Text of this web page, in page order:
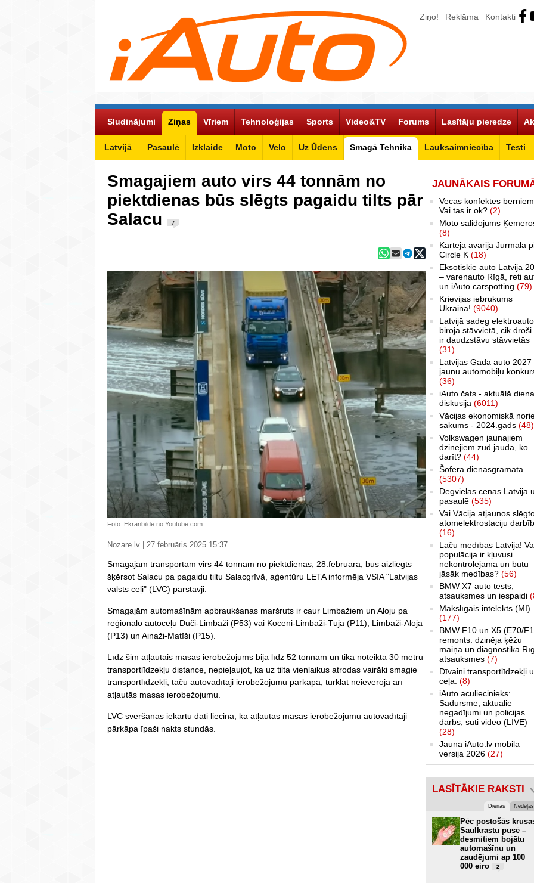
Ziņo! Reklāma Kontakti
Sludinājumi Ziņas
Latvijā Pasaulē Izklaide Moto Velo Uz Ūdens Smagā Tehnika Lauksaimniecība Testi
Vīriem Tehnoloģijas Sports Video&TV Forums Lasītāju pieredze
Smagajiem auto virs 44 tonnām no
piektdienas būs slēgts pagaidu tilts pār
Salacu
7
Foto: Ekrānbilde no Youtube.com
Nozare.lv | 27.februāris 2025 15:37
Smagajam transportam virs 44 tonnām no piektdienas, 28.februāra, būs aizliegts
šķērsot Salacu pa pagaidu tiltu Salacgrīvā, aģentūru LETA informēja VSIA "Latvijas
valsts ceļi" (LVC) pārstāvji.
Smagajām automašīnām apbraukšanas maršruts ir caur Limbažiem un Aloju pa
reģionālo autoceļu Duči-Limbaži (P53) vai Kocēni-Limbaži-Tūja (P11), Limbaži-Aloja
(P13) un Ainaži-Matīši (P15).
Līdz šim atļautais masas ierobežojums bija līdz 52 tonnām un tika noteikta 30 metru
transportlīdzekļu distance, nepieļaujot, ka uz tilta vienlaikus atrodas vairāki smagie
transportlīdzekļi, taču autovadītāji ierobežojumu pārkāpa, turklāt neievēroja arī
atļautās masas ierobežojumu.
LVC svēršanas iekārtu dati liecina, ka atļautās masas ierobežojumu autovadītāji
pārkāpa īpaši nakts stundās.
JAUNĀKAIS
Vecas konfektes
Vai tas ir ok? (2)
Moto salidojums
(8)
Kārtējā avārija Jūrmalā
Circle K (18)
Eksotiskie auto Latvijā
– varenauto Rīgā, reti
un iAuto carspotting (79)
Krievijas iebrukums
Ukrainā! (9040)
Latvijā sadeg elektroauto
biroja stāvvietā, cik droši
ir daudzstāvu stāvvietās
(31)
Latvijas Gada auto 2027
jaunu automobiļu
(36)
iAuto čats - aktuālā
diskusija (6011)
Vācijas ekonomiskā
sākums - 2024.gads (48)
Volkswagen jaunajiem
dzinējiem zūd jauda, ko
darīt? (44)
Šofera dienasgrāmata.
(5307)
Degvielas cenas Latvijā
pasaulē (535)
Vai Vācija atjaunos
atomelektrostaciju
(16)
Lāču medības Latvijā!
populācija ir kļuvusi
nekontrolējama un būtu
jāsāk medības? (56)
BMW X7 auto tests,
atsauksmes un iespaidi
Makslīgais intelekts (MI)
(177)
BMW F10 un X5 (E70/
remonts: dzinēja ķēžu
maiņa un diagnostika
atsauksmes (7)
Dīvaini transportlīdzekļi
ceļa. (8)
iAuto aculiecinieks:
Sadursme, aktuālie
negadījumi un policijas
darbs, sūti video (LIVE)
(28)
Jaunā iAuto.lv mobilā
versija 2026 (27)
LASĪTĀKIE RAKSTI
Dienas Nedēļas
Pēc postošās
Saulkrastu pusē –
desmitiem bojātu
automašīnu un
zaudējumi ap 100
000 eiro
2